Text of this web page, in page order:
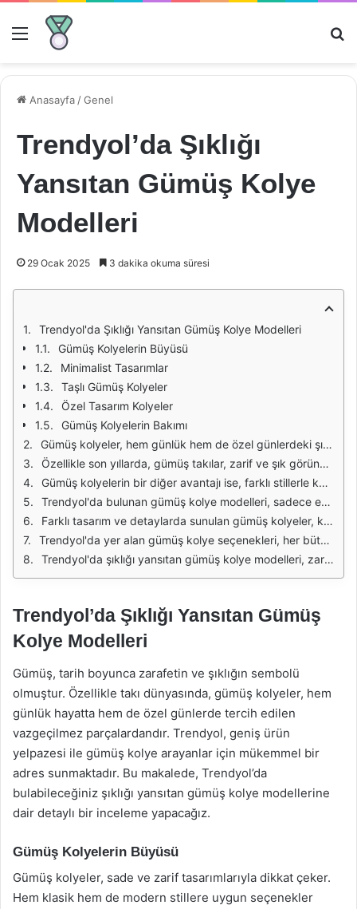
Menü
Anasayfa /Genel
Trendyol’da Şıklığı
Yansıtan Gümüş Kolye
Modelleri
29 Ocak 2025 3 dakika okuma süresi
Trendyol'da Şıklığı Yansıtan Gümüş Kolye Modelleri
Gümüş Kolyelerin Büyüsü
Minimalist Tasarımlar
Taşlı Gümüş Kolyeler
Özel Tasarım Kolyeler
Gümüş Kolyelerin Bakımı
Gümüş kolyeler, hem günlük hem de özel günlerdeki şıklığı tamamlamak için mükemmel bir aksesuardır. Trendyol'da bulunan gümüş kolye modelleri, farklı tasarımlarıyla her tarza ve her yaşa hitap eden seçenekler sunmaktadır. Minimalist tasarımlardan gösterişli parçalara kadar geniş bir yelpazede sunulan bu kolyeler, her biri kendi içinde bir sanat eseri gibi öne çıkmaktadır.
Özellikle son yıllarda, gümüş takılar, zarif ve şık görünümleriyle dikkat çekmektedir. Trendyol'daki gümüş kolye modelleri, hem günümüzdeki trendleri yansıtan hem de klasik unsurları barındıran tasarımlar sunmaktadır. Örneğin, ince zincirler üzerine yerleştirilmiş taş detayları veya özel motiflerle zenginleştirilmiş kolyeler, kullanıcılarına hem modern hem de zarif bir görünüm kazandırmaktadır.
Gümüş kolyelerin bir diğer avantajı ise, farklı stillerle kolaylıkla kombinlenebilmesidir. Spor bir kıyafetle de, şık bir elbiseyle de uyum sağlayabilen bu aksesuarlar, her ortamda konforlu bir kullanım sunar. Özellikle katmanlı gümüş kolye kullanımı, son dönemlerde oldukça popüler hale gelmiştir. Farklı uzunluklarda birkaç kolyenin bir arada kullanılması, hem dikkat çekici hem de stil sahibi bir görünüm oluşturur.
Trendyol'da bulunan gümüş kolye modelleri, sadece estetik açıdan değil, aynı zamanda kalitesi ile de öne çıkmaktadır. Kullanılan gümüş malzemeler, uzun ömürlü ve dayanıklı olmaları ile bilinir. Ayrıca, bu kolyelerin bakımı oldukça kolaydır. Doğru saklama ve temizlik yöntemleri ile gümüş kolyeniz, ilk günkü ışıltısını uzun süre koruyabilir.
Farklı tasarım ve detaylarda sunulan gümüş kolyeler, kişisel zevklerinizi yansıtmak için harika bir fırsat sunmaktadır. Kalp motifli kolyeler, sevginizi ifade etmek için ideal bir hediye seçeneği olabilirken, geometrik şekillerdeki kolyeler modern bir görünüm sunmaktadır. Ayrıca, isim veya özel bir tarih gibi kişisel detaylarla özelleştirilebilen kolye modelleri de bulunmaktadır.
Trendyol'da yer alan gümüş kolye seçenekleri, her bütçeye uygun fiyat aralıklarıyla da dikkat çekmektedir. Hem uygun fiyatlı hem de lüks görünüm sunan birçok model, alışveriş yapanların beğenisine sunulmuştur. Bu sayede, herkes bütçesine uygun bir gümüş kolye bulabilir ve stilini tamamlayabilir.
Trendyol'da şıklığı yansıtan gümüş kolye modelleri, zarif tasarımları ve kaliteli malzemeleri ile her kadının takı koleksiyonunda mutlaka bulunması gereken parçalardır. Trendyol'un sunduğu geniş seçenekler sayesinde, her zevke ve her tarza uygun bir gümüş kolye bulmak mümkün. Şıklığı ve zarafeti bir arada sunan bu kolyeler, hem kendinize hem de sevdiklerinize alabileceğiniz harika hediyelerdir.
Trendyol’da Şıklığı Yansıtan Gümüş
Kolye Modelleri
Gümüş, tarih boyunca zarafetin ve şıklığın sembolü
olmuştur. Özellikle takı dünyasında, gümüş kolyeler, hem
günlük hayatta hem de özel günlerde tercih edilen
vazgeçilmez parçalardandır. Trendyol, geniş ürün
yelpazesi ile gümüş kolye arayanlar için mükemmel bir
adres sunmaktadır. Bu makalede, Trendyol’da
bulabileceğiniz şıklığı yansıtan gümüş kolye modellerine
dair detaylı bir inceleme yapacağız.
Gümüş Kolyelerin Büyüsü
Gümüş kolyeler, sade ve zarif tasarımlarıyla dikkat çeker.
Hem klasik hem de modern stillere uygun seçenekler